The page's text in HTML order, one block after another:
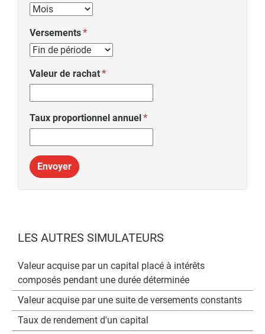
Versements
Valeur de rachat
Taux proportionnel annuel
Envoyer
LES AUTRES SIMULATEURS
Valeur acquise par un capital placé à intérêts
composés pendant une durée déterminée
Valeur acquise par une suite de versements constants
Taux de rendement d'un capital